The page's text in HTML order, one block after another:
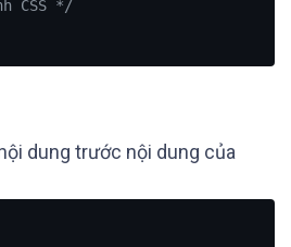
CSS */
dung trước nội dung của